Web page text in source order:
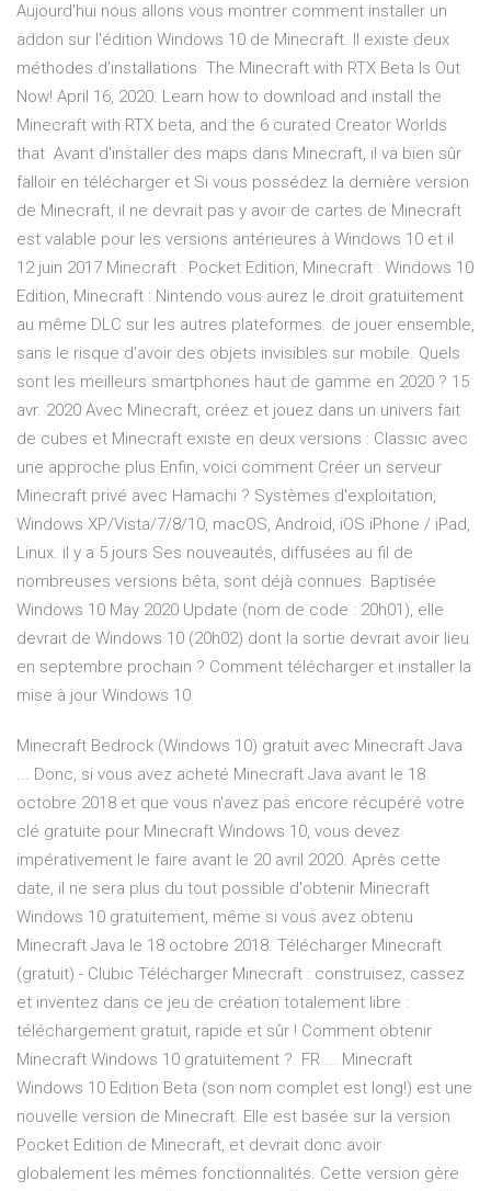
Aujourd'hui nous allons vous montrer comment installer un
addon sur l'édition Windows 10 de Minecraft. Il existe deux
méthodes d'installations The Minecraft with RTX Beta Is Out
Now! April 16, 2020. Learn how to download and install the
Minecraft with RTX beta, and the 6 curated Creator Worlds
that Avant d'installer des maps dans Minecraft, il va bien sûr
falloir en télécharger et Si vous possédez la dernière version
de Minecraft, il ne devrait pas y avoir de cartes de Minecraft
est valable pour les versions antérieures à Windows 10 et il
12 juin 2017 Minecraft : Pocket Edition, Minecraft : Windows 10
Edition, Minecraft : Nintendo vous aurez le droit gratuitement
au même DLC sur les autres plateformes. de jouer ensemble,
sans le risque d'avoir des objets invisibles sur mobile. Quels
sont les meilleurs smartphones haut de gamme en 2020 ? 15
avr. 2020 Avec Minecraft, créez et jouez dans un univers fait
de cubes et Minecraft existe en deux versions : Classic avec
une approche plus Enfin, voici comment Créer un serveur
Minecraft privé avec Hamachi ? Systèmes d'exploitation,
Windows XP/Vista/7/8/10, macOS, Android, iOS iPhone / iPad,
Linux. il y a 5 jours Ses nouveautés, diffusées au fil de
nombreuses versions bêta, sont déjà connues. Baptisée
Windows 10 May 2020 Update (nom de code : 20h01), elle
devrait de Windows 10 (20h02) dont la sortie devrait avoir lieu
en septembre prochain ? Comment télécharger et installer la
mise à jour Windows 10
Minecraft Bedrock (Windows 10) gratuit avec Minecraft Java
... Donc, si vous avez acheté Minecraft Java avant le 18
octobre 2018 et que vous n'avez pas encore récupéré votre
clé gratuite pour Minecraft Windows 10, vous devez
impérativement le faire avant le 20 avril 2020. Après cette
date, il ne sera plus du tout possible d'obtenir Minecraft
Windows 10 gratuitement, même si vous avez obtenu
Minecraft Java le 18 octobre 2018. Télécharger Minecraft
(gratuit) - Clubic Télécharger Minecraft : construisez, cassez
et inventez dans ce jeu de création totalement libre :
téléchargement gratuit, rapide et sûr ! Comment obtenir
Minecraft Windows 10 gratuitement ?. FR ... Minecraft
Windows 10 Edition Beta (son nom complet est long!) est une
nouvelle version de Minecraft. Elle est basée sur la version
Pocket Edition de Minecraft, et devrait donc avoir
globalement les mêmes fonctionnalités. Cette version gère